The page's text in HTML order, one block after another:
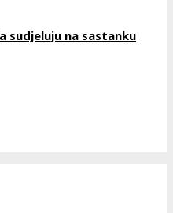
sudjeluju na sastanku